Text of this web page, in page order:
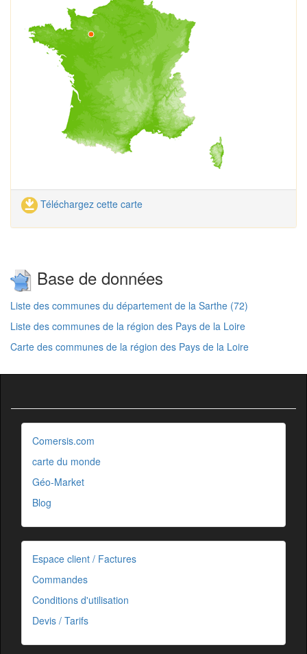
Téléchargez cette carte
Base de données
Liste des communes du département de la Sarthe (72)
Liste des communes de la région des Pays de la Loire
Carte des communes de la région des Pays de la Loire
Comersis.com
carte du monde
Géo-Market
Blog
Espace client / Factures
Commandes
Conditions d'utilisation
Devis / Tarifs